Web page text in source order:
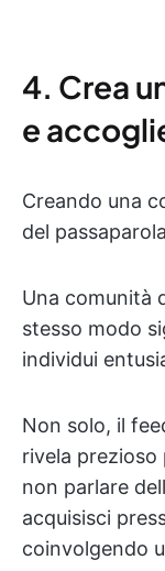
4. Crea
e
Creando una
del
Una comunità
stesso modo
individui
Non solo, il
rivela
non parlare
acquisisci
coinvolgendo